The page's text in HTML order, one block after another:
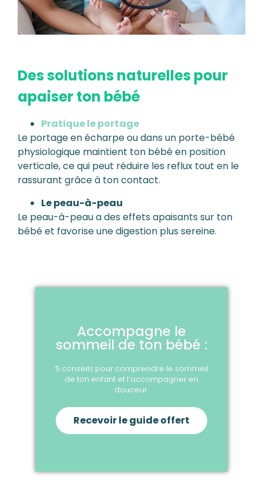
Des solutions naturelles pour
apaiser ton bébé
Pratique le portage
Le portage en écharpe ou dans un porte-bébé
physiologique maintient ton bébé en position
verticale, ce qui peut réduire les reflux tout en le
rassurant grâce à ton contact.
Le peau-à-peau
Le peau-à-peau a des effets apaisants sur ton
bébé et favorise une digestion plus sereine.
Accompagne le
sommeil de ton bébé :
5 conseils pour comprendre le sommeil
de ton enfant et l’accompagner en
douceur.
Recevoir le guide offert